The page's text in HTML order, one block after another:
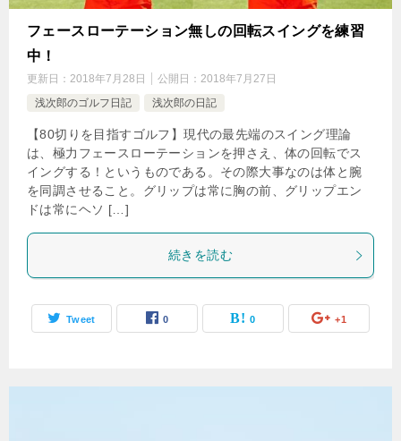
フェースローテーション無しの回転スイングを練習
中！
更新日： 2018年7月28日 公開日： 2018年7月27日
浅次郎のゴルフ日記
浅次郎の日記
【80切りを目指すゴルフ】現代の最先端のスイング理論
は、極力フェースローテーションを押さえ、体の回転でス
イングする！というものである。その際大事なのは体と腕
を同調させること。グリップは常に胸の前、グリップエン
ドは常にヘソ […]
続きを読む
Tweet 0 0 +1